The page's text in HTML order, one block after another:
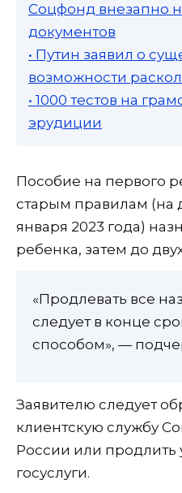
Соцфонд внезапно
документов
• Путин заявил о
возможности
• 1000 тестов на
эрудиции
Пособие на первого
старым правилам (на
января 2023 года)
ребенка, затем до
«Продлевать все
следует в конце
способом», —
Заявителю следует
клиентскую службу
России или продлить
госуслуги.